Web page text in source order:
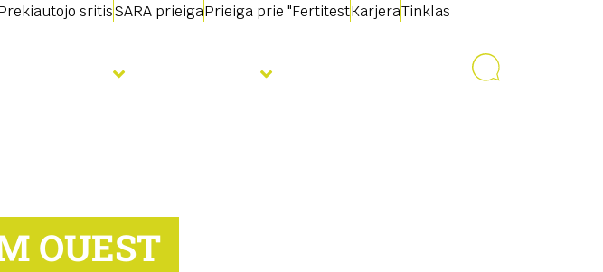
sritisSARA prieigaPrieiga prie "FertitestKarjeraTinklas
OUEST